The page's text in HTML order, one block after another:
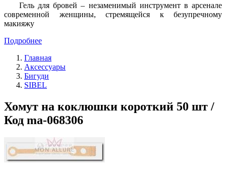
Гель для бровей – незаменимый инструмент в арсенале
современной женщины, стремящейся к безупречному
макияжу
Подробнее
Главная
Аксессуары
Бигуди
SIBEL
Хомут на коклюшки короткий 50 шт /
Код ma-068306